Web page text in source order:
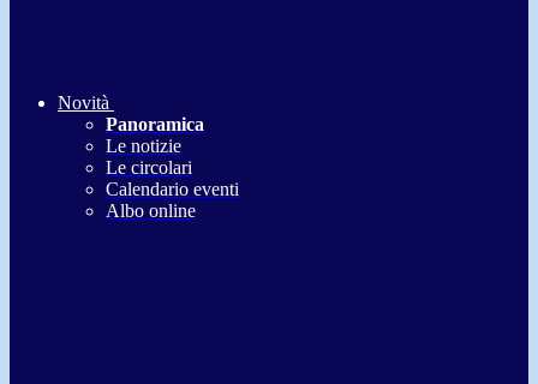
Novità
Panoramica
Le notizie
Le circolari
Calendario eventi
Albo online